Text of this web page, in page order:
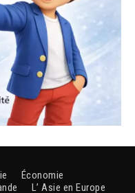
Économie
L’ Asie en Europe